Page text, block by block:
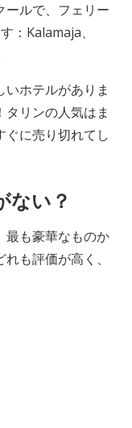
ールで、フェリー
：Kalamaja、
ホテルがありま
リンの人気はま
ぐに売り切れてし
ない？
最も豪華なものか
も評価が高く、